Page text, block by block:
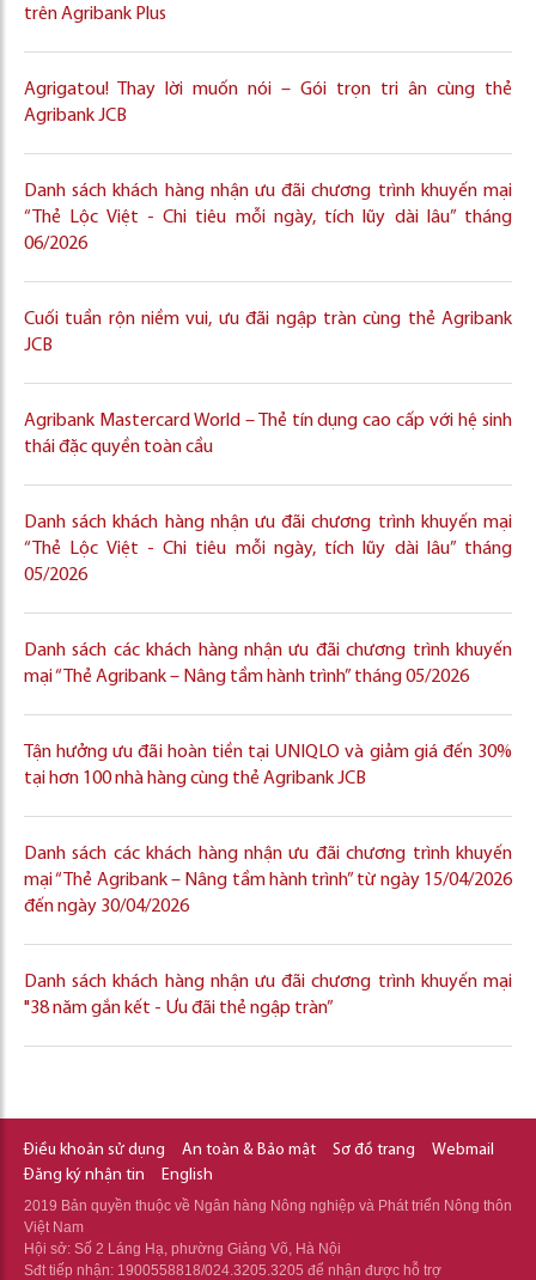
trên Agribank Plus
Agrigatou! Thay lời muốn nói – Gói trọn tri ân cùng thẻ
Agribank JCB
Danh sách khách hàng nhận ưu đãi chương trình khuyến mại
“Thẻ Lộc Việt - Chi tiêu mỗi ngày, tích lũy dài lâu” tháng
06/2026
Cuối tuần rộn niềm vui, ưu đãi ngập tràn cùng thẻ Agribank
JCB
Agribank Mastercard World – Thẻ tín dụng cao cấp với hệ sinh
thái đặc quyền toàn cầu
Danh sách khách hàng nhận ưu đãi chương trình khuyến mại
“Thẻ Lộc Việt - Chi tiêu mỗi ngày, tích lũy dài lâu” tháng
05/2026
Danh sách các khách hàng nhận ưu đãi chương trình khuyến
mại “Thẻ Agribank – Nâng tầm hành trình” tháng 05/2026
Tận hưởng ưu đãi hoàn tiền tại UNIQLO và giảm giá đến 30%
tại hơn 100 nhà hàng cùng thẻ Agribank JCB
Danh sách các khách hàng nhận ưu đãi chương trình khuyến
mại “Thẻ Agribank – Nâng tầm hành trình” từ ngày 15/04/2026
đến ngày 30/04/2026
Danh sách khách hàng nhận ưu đãi chương trình khuyến mại
"38 năm gắn kết - Ưu đãi thẻ ngập tràn”
Điều khoản sử dụng An toàn & Bảo mật Sơ đồ trang
Webmail
Đăng ký nhận tin
English
2019 Bản quyền thuộc về Ngân hàng Nông nghiệp và Phát triển Nông thôn
Việt Nam
Hội sở: Số 2 Láng Hạ, phường Giảng Võ, Hà Nội
Sđt tiếp nhận: 1900558818/024.3205.3205 để nhận được hỗ trợ